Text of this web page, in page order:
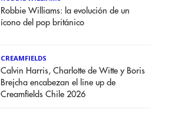
Robbie Williams: la evolución de un
ícono del pop británico
CREAMFIELDS
Calvin Harris, Charlotte de Witte y Boris
Brejcha encabezan el line up de
Creamfields Chile 2026